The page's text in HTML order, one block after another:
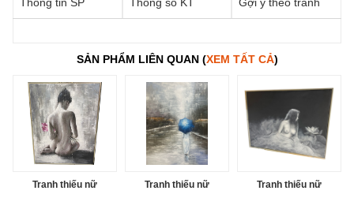
SẢN PHẨM LIÊN QUAN (XEM TẤT CẢ)
Tranh thiếu nữ Tranh thiếu nữ Tranh thiếu nữ